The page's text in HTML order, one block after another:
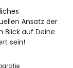
Ansatz der
Blick auf Deine
sein!